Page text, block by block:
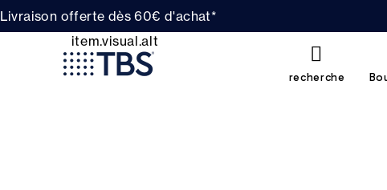
Livraison offerte dès 60€ d'achat*
recherche